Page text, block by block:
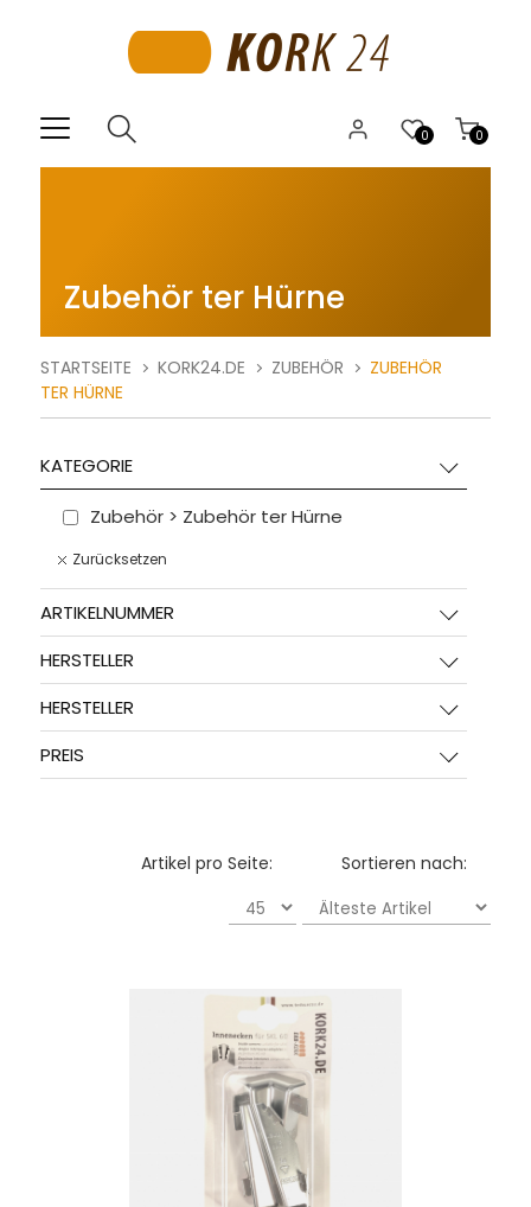
0
0
Zubehör ter Hürne
STARTSEITE KORK24.DE ZUBEHÖR
ZUBEHÖR
TER HÜRNE
KATEGORIE
Zubehör > Zubehör ter Hürne
Zurücksetzen
ARTIKELNUMMER
HERSTELLER
HERSTELLER
PREIS
Sortieren nach:
Artikel pro Seite: